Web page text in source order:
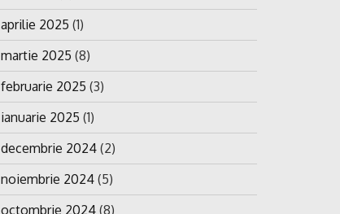
aprilie 2025 (1)
martie 2025 (8)
februarie 2025 (3)
ianuarie 2025 (1)
decembrie 2024 (2)
noiembrie 2024 (5)
octombrie 2024 (8)